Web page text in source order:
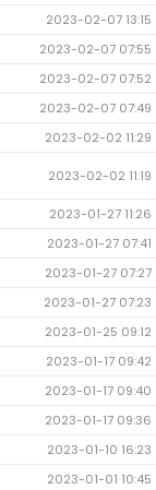
2023-02-07 13:15
2023-02-07 07:55
2023-02-07 07:52
2023-02-07 07:49
2023-02-02 11:29
2023-02-02 11:19
2023-01-27 11:26
2023-01-27 07:41
2023-01-27 07:27
2023-01-27 07:23
2023-01-25 09:12
2023-01-17 09:42
2023-01-17 09:40
2023-01-17 09:36
2023-01-10 16:23
2023-01-01 10:45